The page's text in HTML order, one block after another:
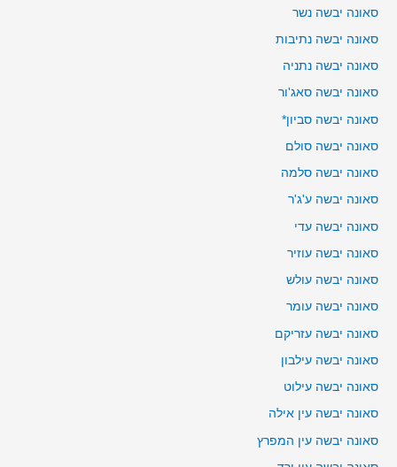
סאונה יבשה נשר
סאונה יבשה נתיבות
סאונה יבשה נתניה
סאונה יבשה סאג'ור
סאונה יבשה סביון*
סאונה יבשה סולם
סאונה יבשה סלמה
סאונה יבשה ע'ג'ר
סאונה יבשה עדי
סאונה יבשה עוזיר
סאונה יבשה עולש
סאונה יבשה עומר
סאונה יבשה עזריקם
סאונה יבשה עילבון
סאונה יבשה עילוט
סאונה יבשה עין אילה
סאונה יבשה עין המפרץ